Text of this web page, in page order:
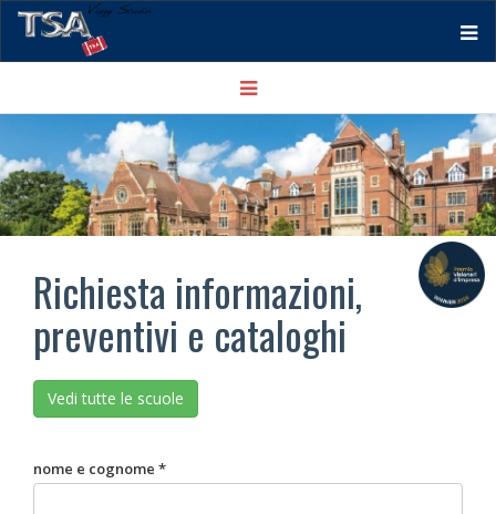
Toggle
navigation
Richiesta informazioni,
preventivi e cataloghi
Vedi tutte le scuole
nome e cognome *